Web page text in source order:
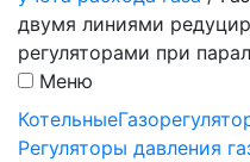
двумя линиями
регуляторами при
Меню
Котельные
Регуляторы давления